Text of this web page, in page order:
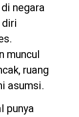
negara
diri
muncul
ruang
asumsi.
punya